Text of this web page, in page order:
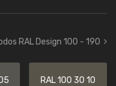
RAL Design 100 - 190
RAL 100 30 10